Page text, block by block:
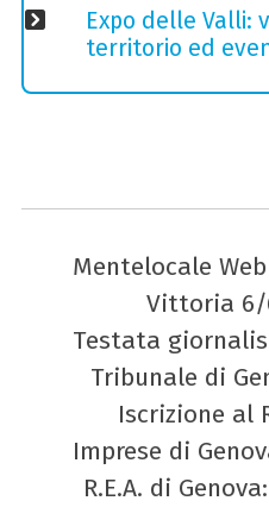
Expo delle Valli:
territorio ed
Mentelocale
Vittoria 6/
Testata
Tribunale di
Iscrizione al
Imprese di
R.E.A. di